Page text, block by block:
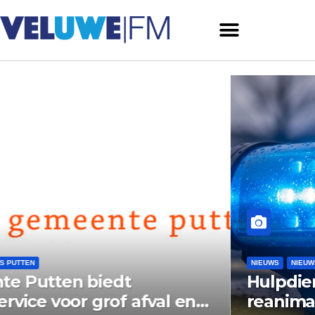
NIEUWS
Hulpdiensten rukken uit voor
reanimatiemelding aan Prins